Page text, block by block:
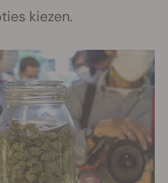
kiezen.